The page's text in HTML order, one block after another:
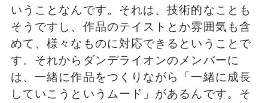
いうことなんです。それは、技術的なことも
そうですし、作品のテイストとか雰囲気も含
めて、様々なものに対応できるということで
す。それからダンデライオンのメンバーに
は、一緒に作品をつくりながら「一緒に成長
していこうというムード」があるんです。そ